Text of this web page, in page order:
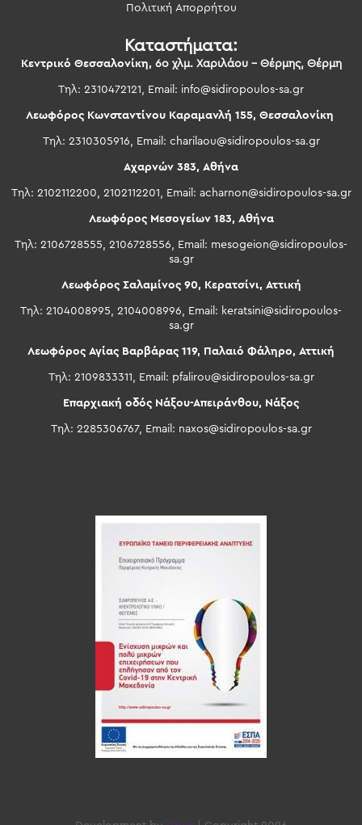
Πολιτική Απορρήτου
Καταστήματα:
Κεντρικό Θεσσαλονίκη, 6ο χλμ. Χαριλάου – Θέρμης, Θέρμη
Τηλ: 2310472121, Email: info@sidiropoulos-sa.gr
Λεωφόρος Κωνσταντίνου Καραμανλή 155, Θεσσαλονίκη
Τηλ: 2310305916, Email: charilaou@sidiropoulos-sa.gr
Αχαρνών 383, Αθήνα
Τηλ: 2102112200, 2102112201, Email: acharnon@sidiropoulos-sa.gr
Λεωφόρος Μεσογείων 183, Αθήνα
Τηλ: 2106728555, 2106728556, Email: mesogeion@sidiropoulos-
sa.gr
Λεωφόρος Σαλαμίνος 90, Κερατσίνι, Αττική
Τηλ: 2104008995, 2104008996, Email: keratsini@sidiropoulos-
sa.gr
Λεωφόρος Αγίας Βαρβάρας 119, Παλαιό Φάληρο, Αττική
Τηλ: 2109833311, Email: pfalirou@sidiropoulos-sa.gr
Επαρχιακή οδός Νάξου-Απειράνθου, Νάξος
Τηλ: 2285306767, Email: naxos@sidiropoulos-sa.gr